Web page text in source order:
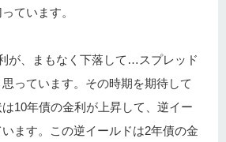
ています。
が、まもなく下落して…スプレッド
っています。その時期を期待して
10年債の金利が上昇して、逆イー
ます。この逆イールドは2年債の金